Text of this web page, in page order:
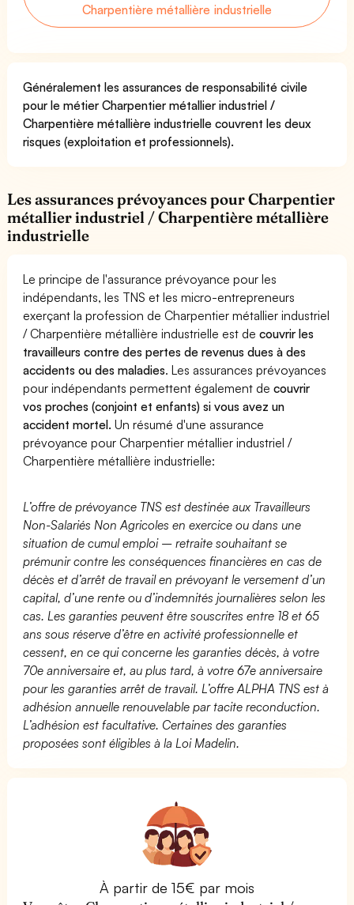
Charpentière métallière industrielle
Généralement les assurances de responsabilité civile
pour le métier Charpentier métallier industriel /
Charpentière métallière industrielle couvrent les deux
risques (exploitation et professionnels).
Les assurances prévoyances pour Charpentier
métallier industriel / Charpentière métallière
industrielle
Le principe de l'assurance prévoyance pour les
indépendants, les TNS et les micro-entrepreneurs
exerçant la profession de Charpentier métallier industriel
/ Charpentière métallière industrielle est decouvrir les
travailleurs contre des pertes de revenus dues à des
accidents ou des maladies. Les assurances prévoyances
pour indépendants permettent également decouvrir
vos proches (conjoint et enfants) si vous avez un
accident mortel. Un résumé d'une assurance
prévoyance pour Charpentier métallier industriel /
Charpentière métallière industrielle:
L’offre de prévoyance TNS est destinée aux Travailleurs
Non-Salariés Non Agricoles en exercice ou dans une
situation de cumul emploi – retraite souhaitant se
prémunir contre les conséquences financières en cas de
décès et d’arrêt de travail en prévoyant le versement d’un
capital, d’une rente ou d’indemnités journalières selon les
cas. Les garanties peuvent être souscrites entre 18 et 65
ans sous réserve d’être en activité professionnelle et
cessent, en ce qui concerne les garanties décès, à votre
70e anniversaire et, au plus tard, à votre 67e anniversaire
pour les garanties arrêt de travail. L’offre ALPHA TNS est à
adhésion annuelle renouvelable par tacite reconduction.
L’adhésion est facultative. Certaines des garanties
proposées sont éligibles à la Loi Madelin.
À partir de 15€ par mois